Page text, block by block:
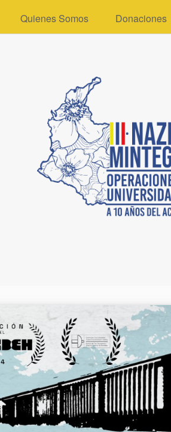
Quienes Somos Donaciones